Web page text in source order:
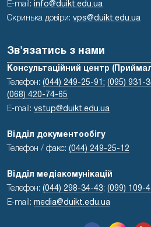
E-mail:
info@duikt.edu.ua
Скринька довіри: vps@duikt.edu.ua
Зв'язатись з нами
Консультаційний центр
Телефон: (044) 249-25-91; (095) 931-
(068) 420-74-65
E-mail: vstup@duikt.edu.ua
Відділ документообігу
Телефон / факс: (044) 249-25-12
Відділ медіакомунікацій
Телефон: (044) 298-34-43; (099) 109-
E-mail: media@duikt.edu.ua